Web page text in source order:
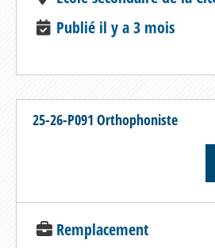
Publié il y a 3 mois
25-26-P091 Orthophoniste
Remplacement